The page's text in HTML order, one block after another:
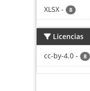
XLSX - 8
Licencias
cc-by-4.0 - 8